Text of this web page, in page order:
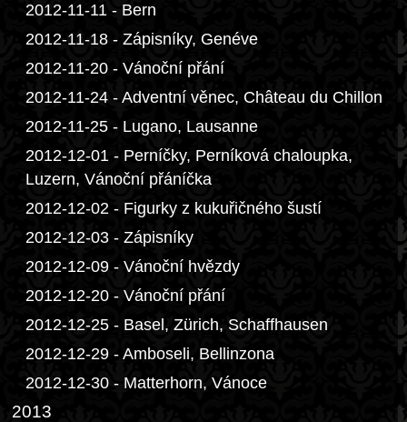
2012-11-11 - Bern
2012-11-18 - Zápisníky, Genéve
2012-11-20 - Vánoční přání
2012-11-24 - Adventní věnec, Château du Chillon
2012-11-25 - Lugano, Lausanne
2012-12-01 - Perníčky, Perníková chaloupka,
Luzern, Vánoční přáníčka
2012-12-02 - Figurky z kukuřičného šustí
2012-12-03 - Zápisníky
2012-12-09 - Vánoční hvězdy
2012-12-20 - Vánoční přání
2012-12-25 - Basel, Zürich, Schaffhausen
2012-12-29 - Amboseli, Bellinzona
2012-12-30 - Matterhorn, Vánoce
2013